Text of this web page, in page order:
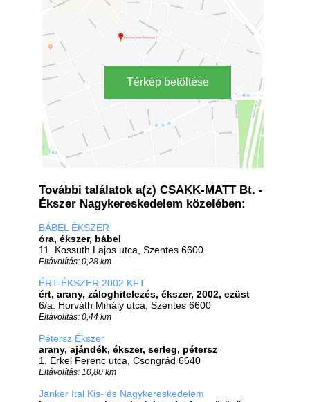
Térkép betöltése
További találatok a(z) CSAKK-MATT Bt. -
Ékszer Nagykereskedelem közelében:
BÁBEL ÉKSZER
óra, ékszer, bábel
11. Kossuth Lajos utca, Szentes 6600
Eltávolítás: 0,28 km
ÉRT-ÉKSZER 2002 KFT.
ért, arany, záloghitelezés, ékszer, 2002, ezüst
6/a. Horváth Mihály utca, Szentes 6600
Eltávolítás: 0,44 km
Pétersz Ékszer
arany, ajándék, ékszer, serleg, pétersz
1. Erkel Ferenc utca, Csongrád 6640
Eltávolítás: 10,80 km
Janker Ital Kis- és Nagykereskedelem